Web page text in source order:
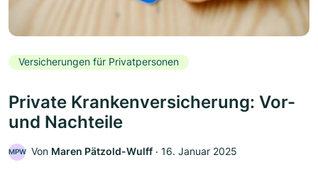
Versicherungen für Privatpersonen
Private Krankenversicherung: Vor-
und Nachteile
MPW Von Maren Pätzold-Wulff ‧ 16. Januar 2025